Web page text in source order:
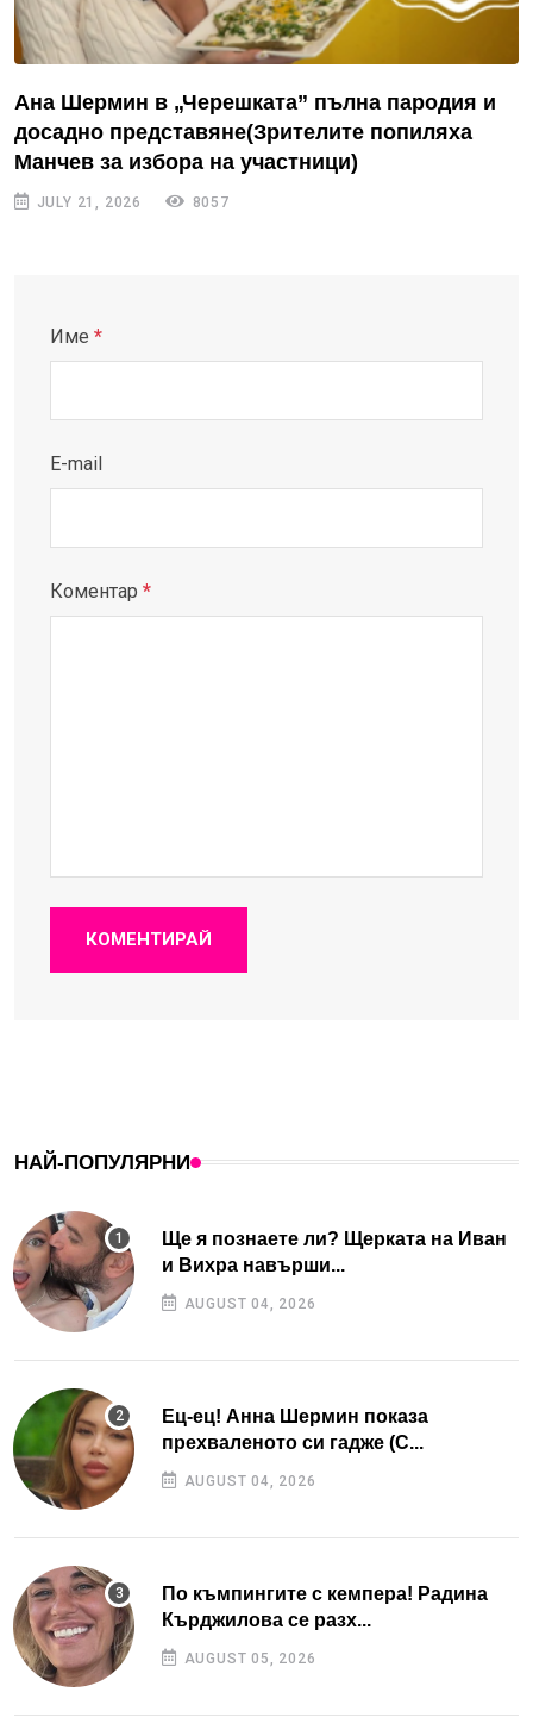
Ана Шермин в „Черешката” пълна пародия и
досадно представяне(Зрителите попиляха
Манчев за избора на участници)
JULY 21, 2026 8057
Име *
E-mail
Коментар *
КОМЕНТИРАЙ
НАЙ-ПОПУЛЯРНИ
Ще я познаете ли? Щерката на Иван
и Вихра навърши...
AUGUST 04, 2026
Ец-ец! Анна Шермин показа
прехваленото си гадже (С...
AUGUST 04, 2026
По къмпингите с кемпера! Радина
Кърджилова се разх...
AUGUST 05, 2026